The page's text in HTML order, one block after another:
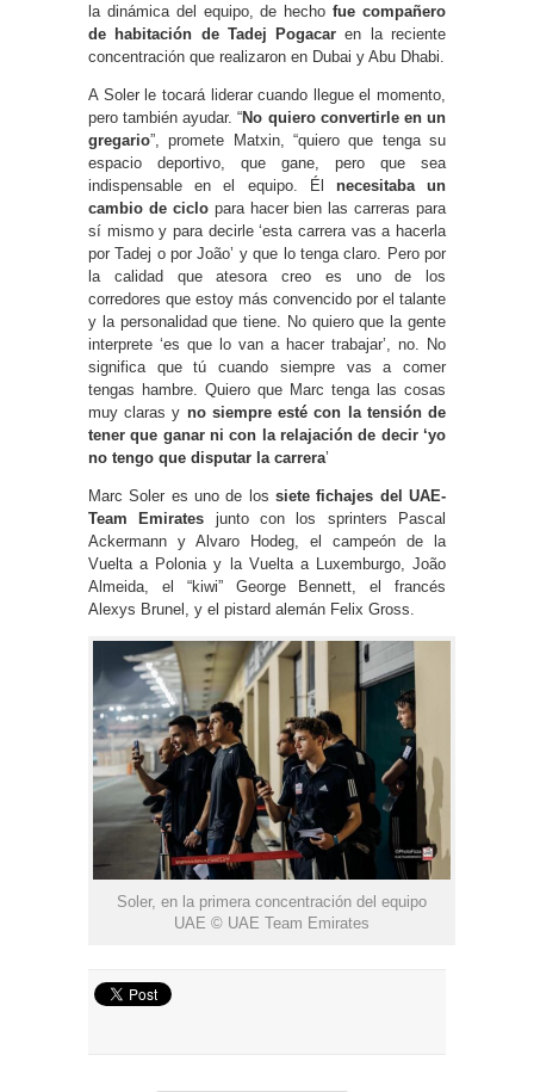
la dinámica del equipo, de hechofue compañero
de habitación de Tadej Pogacar en la reciente
concentración que realizaron en Dubai y Abu Dhabi.
A Soler le tocará liderar cuando llegue el momento,
pero también ayudar. “No quiero convertirle en un
gregario”, promete Matxin, “quiero que tenga su
espacio deportivo, que gane, pero que sea
indispensable en el equipo. Él necesitaba un
cambio de ciclopara hacer bien las carreras para
sí mismo y para decirle ‘esta carrera vas a hacerla
por Tadej o por João’ y que lo tenga claro. Pero por
la calidad que atesora creo es uno de los
corredores que estoy más convencido por el talante
y la personalidad que tiene. No quiero que la gente
interprete ‘es que lo van a hacer trabajar’, no. No
significa que tú cuando siempre vas a comer
tengas hambre. Quiero que Marc tenga las cosas
muy claras y no siempre esté con la tensión de
tener que ganar ni con la relajación de decir ‘yo
no tengo que disputar la carrera’
Marc Soler es uno de los siete fichajes del UAE-
Team Emirates junto con los sprinters Pascal
Ackermann y Alvaro Hodeg, el campeón de la
Vuelta a Polonia y la Vuelta a Luxemburgo, João
Almeida, el “kiwi” George Bennett, el francés
Alexys Brunel, y el pistard alemán Felix Gross.
Soler, en la primera concentración del equipo
UAE © UAE Team Emirates